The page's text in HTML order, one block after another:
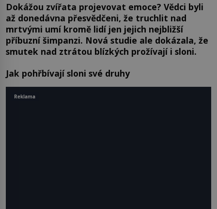
Dokážou zvířata projevovat emoce? Vědci byli
až donedávna přesvědčeni, že truchlit nad
mrtvými umí kromě lidí jen jejich nejbližší
příbuzní šimpanzi. Nová studie ale dokázala, že
smutek nad ztrátou blízkých prožívají i sloni.
Jak pohřbívají sloni své druhy
Reklama